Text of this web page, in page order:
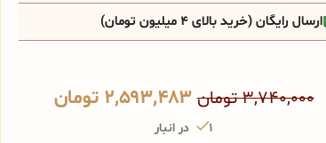
ارسال رایگان (خرید بالای 4 میلیون تومان)
۳,۷۴۰,۰۰۰تومان ۲,۵۹۳,۴۸۳ تومان
1 در انبار